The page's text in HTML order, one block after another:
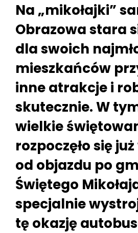
Na „mikołajki”
Obrazowa stara
dla swoich
mieszkańców
inne atrakcje i
skutecznie. W
wielkie
rozpoczęło się
od objazdu po
Świętego
specjalnie
tę okazję